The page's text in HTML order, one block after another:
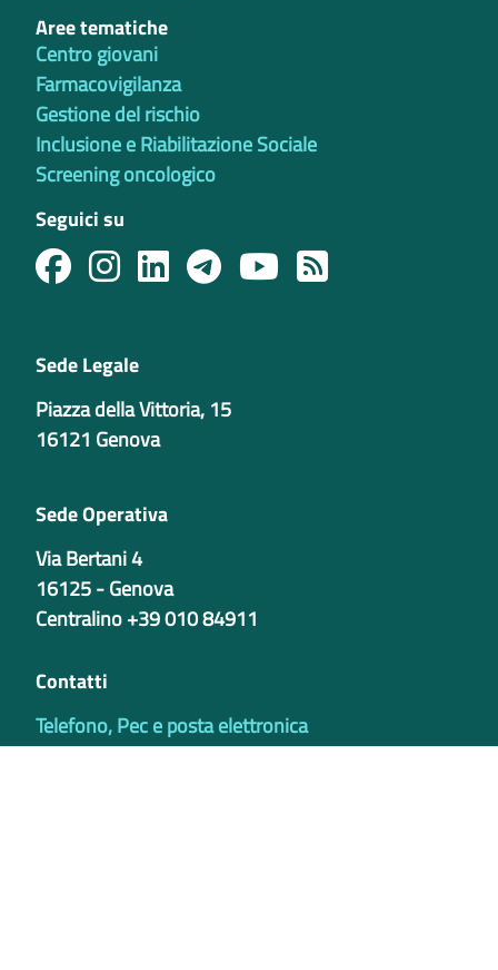
Aree tematiche
Centro giovani
Farmacovigilanza
Gestione del rischio
Inclusione e Riabilitazione Sociale
Screening oncologico
Seguici su
Sede Legale
Piazza della Vittoria, 15
16121 Genova
Sede Operativa
Via Bertani 4
16125 - Genova
Centralino +39 010 84911
Contatti
Telefono, Pec e posta elettronica